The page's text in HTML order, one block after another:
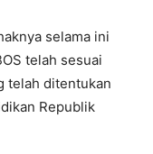
selama ini
telah sesuai
telah ditentukan
Republik